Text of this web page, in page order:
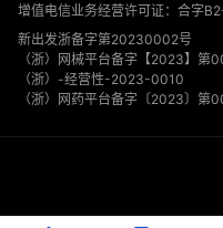
增值电信业务经营许可证：合字
新出发浙备字第20230002号
（浙）网械平台备字【2023】第
（浙）-经营性-2023-0010
（浙）网药平台备字〔2023〕